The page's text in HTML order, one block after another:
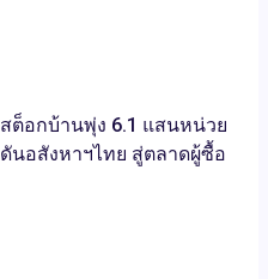
สต็อกบ้านพุ่ง 6.1 แสนหน่วย
ดันอสังหาฯไทย สู่ตลาดผู้ซื้อ